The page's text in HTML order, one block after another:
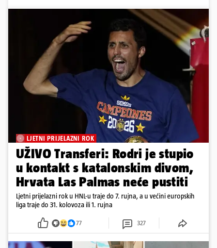
LJETNI PRIJELAZNI ROK
UŽIVO Transferi: Rodri je stupio
u kontakt s katalonskim divom,
Hrvata Las Palmas neće pustiti
Ljetni prijelazni rok u HNL-u traje do 7. rujna, a u većini europskih
liga traje do 31. kolovoza ili 1. rujna
77 327